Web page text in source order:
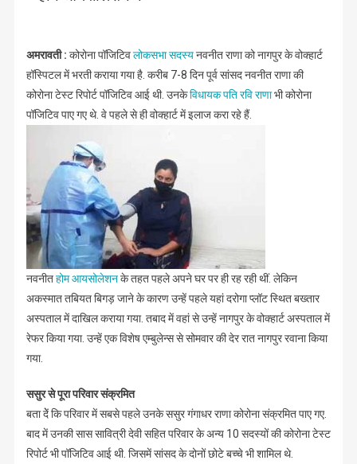
अमरावती : कोरोना पॉजिटिवलोकसभा सदस्यनवनीत राणा को नागपुर के वोक्हार्ट
हॉस्पिटल में भरती कराया गया है. करीब 7-8 दिन पूर्व सांसद नवनीत राणा की
कोरोना टेस्ट रिपोर्ट पॉजिटिव आई थी. उनकेविधायक पति रवि राणाभी कोरोना
पॉजिटिव पाए गए थे. वे पहले से ही वोक्हार्ट में इलाज करा रहे हैं.
नवनीतहोम आयसोलेशनके तहत पहले अपने घर पर ही रह रही थीं. लेकिन
अकस्मात तबियत बिगड़ जाने के कारण उन्हें पहले यहां दरोगा प्लॉट स्थित बख्तार
अस्पताल में दाखिल कराया गया. तबाद में वहां से उन्हें नागपुर के वोक्हार्ट अस्पताल में
रेफर किया गया. उन्हें एक विशेष एम्बुलेन्स से सोमवार की देर रात नागपुर रवाना किया
गया.
ससुर से पूरा परिवार संक्रमित
बता देें कि परिवार में सबसे पहले उनके ससुर गंगाधर राणा कोरोना संक्रमित पाए गए.
बाद में उनकी सास सावित्री देवी सहित परिवार के अन्य 10 सदस्यों की कोरोना टेस्ट
रिपोर्ट भी पॉजिटिव आई थी. जिसमें सांसद के दोनों छोटे बच्चे भी शामिल थे.